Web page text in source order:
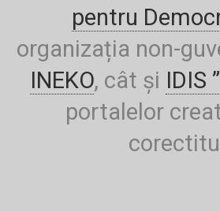
pentru
organizația non-
INEKO, cât și IDIS
portalelor